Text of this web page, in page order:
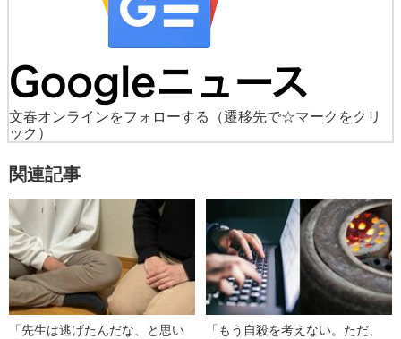
文春オンラインをフォローする
（遷移先で☆マークをクリ
ック）
関連記事
「先生は逃げたんだな、と思い
「もう自殺を考えない。ただ、